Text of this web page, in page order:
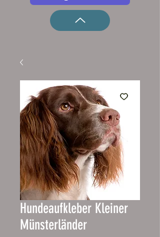
Hundeaufkleber Kleiner
Münsterländer